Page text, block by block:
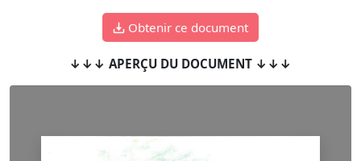
Obtenir ce document
↓↓↓ APERÇU DU DOCUMENT ↓↓↓